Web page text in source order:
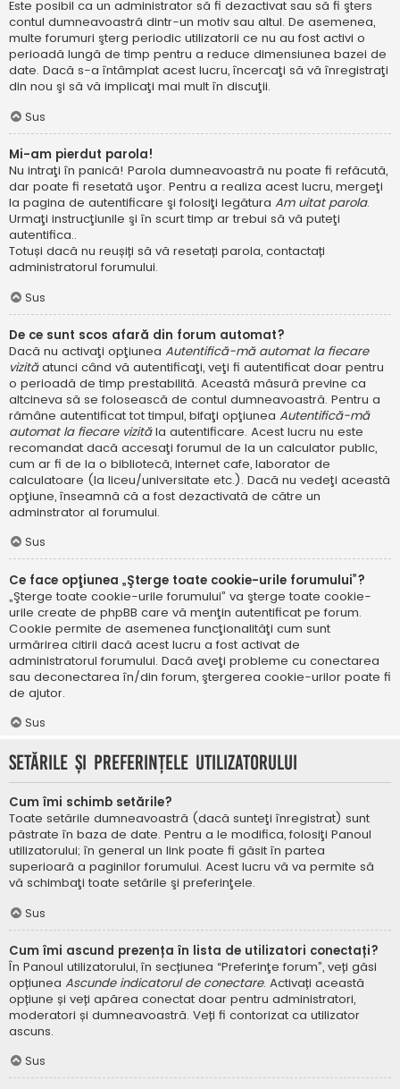
Este posibil ca un administrator să fi dezactivat sau să fi şters
contul dumneavoastră dintr-un motiv sau altul. De asemenea,
multe forumuri şterg periodic utilizatorii ce nu au fost activi o
perioadă lungă de timp pentru a reduce dimensiunea bazei de
date. Dacă s-a întâmplat acest lucru, încercaţi să vă înregistraţi
din nou şi să vă implicaţi mai mult în discuţii.
Sus
Mi-am pierdut parola!
Nu intraţi în panică! Parola dumneavoastră nu poate fi refăcută,
dar poate fi resetată uşor. Pentru a realiza acest lucru, mergeţi
la pagina de autentificare şi folosiţi legătura Am uitat parola.
Urmaţi instrucţiunile şi în scurt timp ar trebui să vă puteţi
autentifica..
Totuși dacă nu reușiți să vă resetați parola, contactați
administratorul forumului.
Sus
De ce sunt scos afară din forum automat?
Dacă nu activaţi opţiunea Autentifică-mă automat la fiecare
vizităatunci când vă autentificaţi, veţi fi autentificat doar pentru
o perioadă de timp prestabilită. Această măsură previne ca
altcineva să se folosească de contul dumneavoastră. Pentru a
rămâne autentificat tot timpul, bifaţi opţiunea Autentifică-mă
automat la fiecare vizităla autentificare. Acest lucru nu este
recomandat dacă accesaţi forumul de la un calculator public,
cum ar fi de la o bibliotecă, internet cafe, laborator de
calculatoare (la liceu/universitate etc.). Dacă nu vedeţi această
opţiune, înseamnă că a fost dezactivată de către un
adminstrator al forumului.
Sus
Ce face opţiunea „Şterge toate cookie-urile forumului”?
„Şterge toate cookie-urile forumului” va şterge toate cookie-
urile create de phpBB care vă menţin autentificat pe forum.
Cookie permite de asemenea funcţionalităţi cum sunt
urmărirea citirii dacă acest lucru a fost activat de
administratorul forumului. Dacă aveţi probleme cu conectarea
sau deconectarea în/din forum, ştergerea cookie-urilor poate fi
de ajutor.
Sus
Setările şi preferinţele utilizatorului
Cum îmi schimb setările?
Toate setările dumneavoastră (dacă sunteţi înregistrat) sunt
păstrate în baza de date. Pentru a le modifica, folosiţi Panoul
utilizatorului; în general un link poate fi găsit în partea
superioară a paginilor forumului. Acest lucru vă va permite să
vă schimbaţi toate setările şi preferinţele.
Sus
Cum îmi ascund prezența în lista de utilizatori conectați?
În Panoul utilizatorului, în secțiunea “Preferinţe forum”, veți găsi
opțiunea Ascunde indicatorul de conectare. Activați această
opțiune și veți apărea conectat doar pentru administratori,
moderatori și dumneavoastră. Veți fi contorizat ca utilizator
ascuns.
Sus